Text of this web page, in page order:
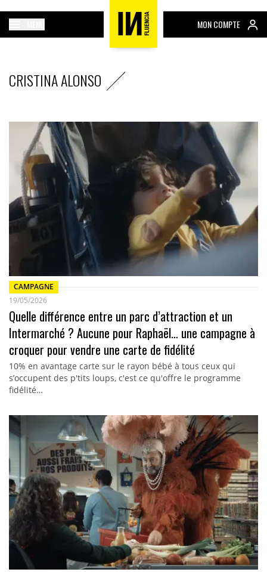
MON COMPTE
CRISTINA ALONSO
CAMPAGNE
19/05/2026
Quelle différence entre un parc d’attraction et un
Intermarché ? Aucune pour Raphaël… une campagne à
croquer pour vendre une carte de fidélité
10% en avantage carte sur le rayon bébé à tous ceux qui
s’occupent des p'tits loups, c'est ce qu'offre le programme
fidélité…